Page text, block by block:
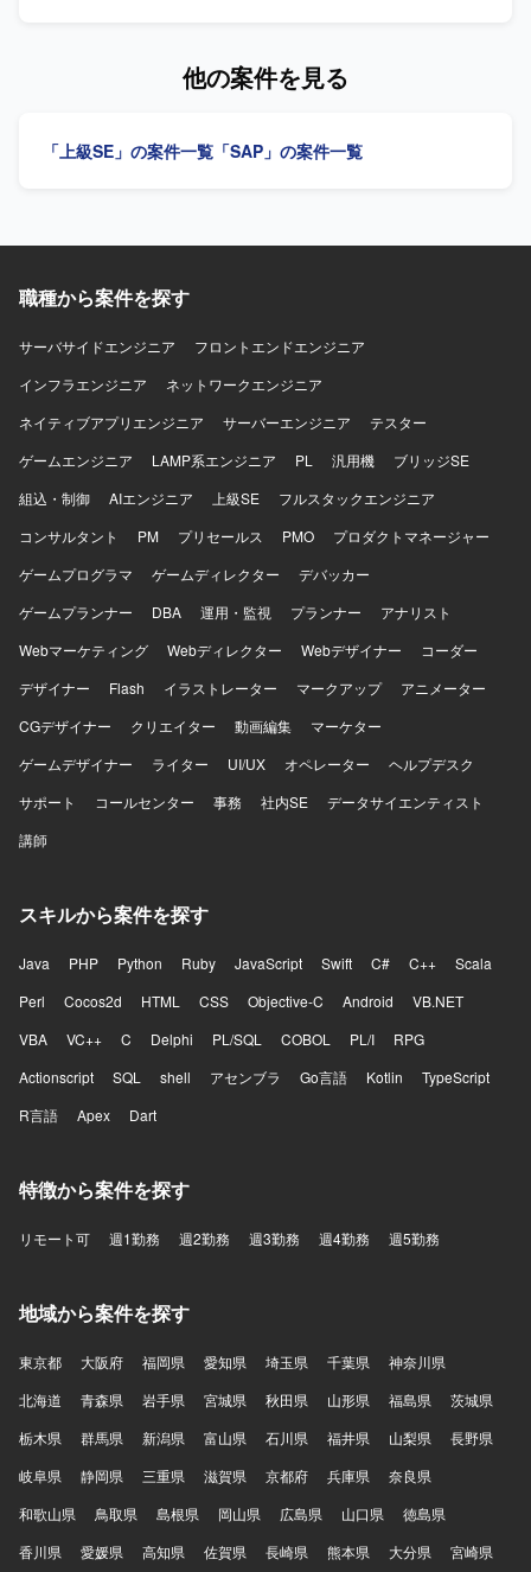
滑で、関係者との調整や情報共有を主体的に行っていただ
ョンの魅力】 SAPの主要モジュールであるSD、MM、PP、
境】 SAPを中心とした業務システム環境において、SD、
施します。
他の案件を見る
「上級SE」の案件一覧 「SAP」の案件一覧
職種から案件を探す
サーバサイドエンジニア
フロントエンドエンジニア
インフラエンジニア
ネットワークエンジニア
ネイティブアプリエンジニア
サーバーエンジニア
テスター
ゲームエンジニア
LAMP系エンジニア PL 汎用機
ブリッジSE
組込・制御
AIエンジニア 上級SE
フルスタックエンジニア
コンサルタント
PM プリセールス PMO
プロダクトマネージャー
ゲームプログラマ
ゲームディレクター
デバッカー
ゲームプランナー
DBA 運用・監視 プランナー
アナリスト
Webマーケティング
Webディレクター Webデザイナー
コーダー
デザイナー
Flash イラストレーター マークアップ
アニメーター
CGデザイナー
クリエイター 動画編集
マーケター
ゲームデザイナー
ライター UI/UX オペレーター
ヘルプデスク
サポート
コールセンター 事務 社内SE
データサイエンティスト
講師
スキルから案件を探す
Java PHP Python Ruby JavaScript Swift C# C++
Scala
Perl
Cocos2d HTML CSS Objective-C Android
VB.NET
VBA
VC++ C Delphi PL/SQL COBOL PL/I
RPG
Actionscript
SQL shell アセンブラ Go言語 Kotlin
TypeScript
R言語
Apex Dart
特徴から案件を探す
リモート可 週1勤務 週2勤務 週3勤務 週4勤務 週5勤務
地域から案件を探す
東京都 大阪府 福岡県 愛知県 埼玉県 千葉県
神奈川県
北海道
青森県 岩手県 宮城県 秋田県 山形県 福島県
茨城県
栃木県
群馬県 新潟県 富山県 石川県 福井県 山梨県
長野県
岐阜県
静岡県 三重県 滋賀県 京都府 兵庫県
奈良県
和歌山県
鳥取県 島根県 岡山県 広島県 山口県
徳島県
香川県
愛媛県 高知県 佐賀県 長崎県 熊本県 大分県 宮崎県